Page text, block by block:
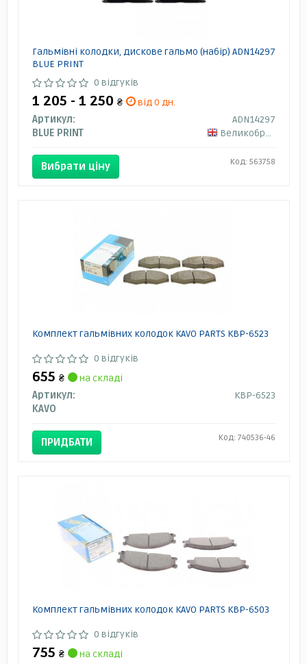
Гальмівні колодки, дискове гальмо (набір) ADN14297
BLUE PRINT
0 відгуків
1 205 - 1 250 ₴
від 0 дн.
Артикул:
ADN14297
BLUE PRINT
Великобританія
Вибрати ціну Код: 563758
Комплект гальмівних колодок KAVO PARTS KBP-6523
0 відгуків
655 ₴
на складі
Артикул:
KBP-6523
KAVO
ПРИДБАТИ Код: 740536-46
Комплект гальмівних колодок KAVO PARTS KBP-6503
0 відгуків
755 ₴ на складі